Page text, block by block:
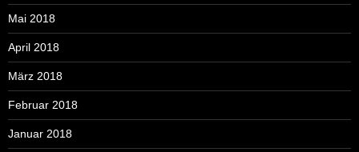
Mai 2018
April 2018
März 2018
Februar 2018
Januar 2018